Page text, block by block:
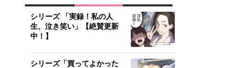
シリーズ 「実録！私の人
生、泣き笑い」【絶賛更新
中！】
シリーズ「買ってよかった